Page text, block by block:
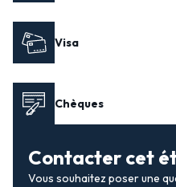
Visa
Chèques
Contacter cet
Vous souhaitez poser une